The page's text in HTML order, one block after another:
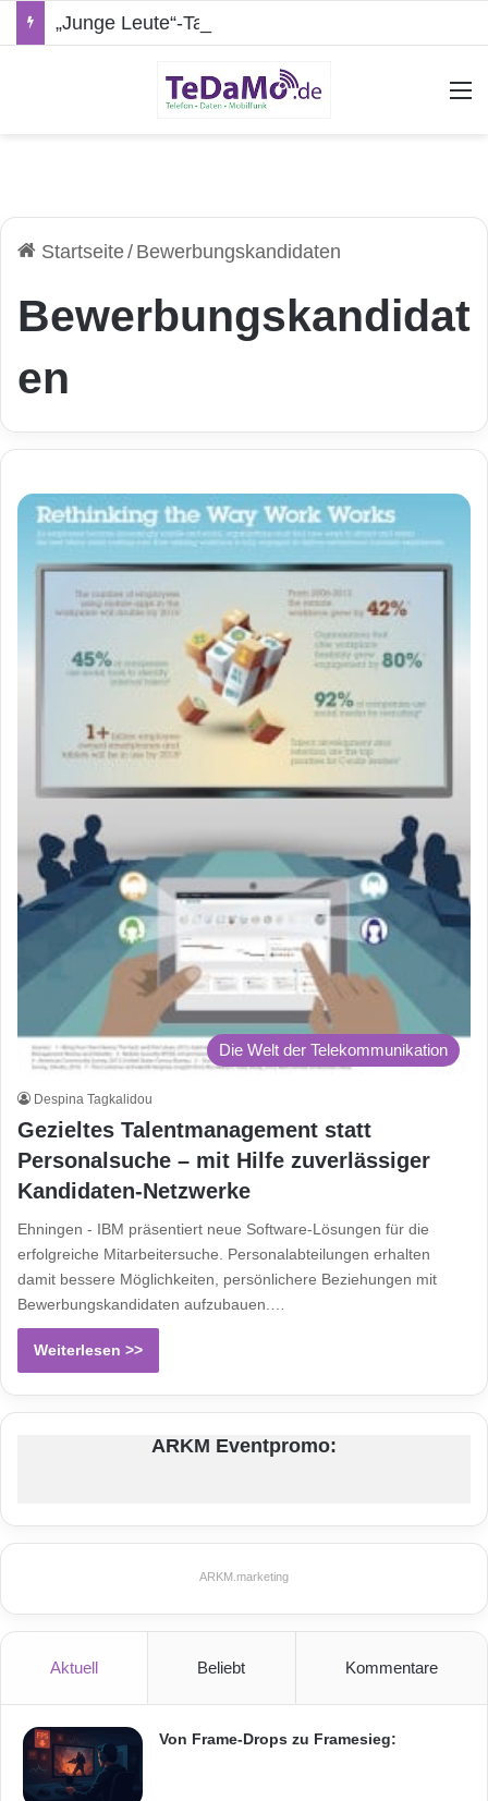
Startseite/ Bewerbungskandidaten
Bewerbungskandidat
en
Die Welt der Telekommunikation
Despina Tagkalidou
Gezieltes Talentmanagement statt
Personalsuche – mit Hilfe zuverlässiger
Kandidaten-Netzwerke
Ehningen - IBM präsentiert neue Software-Lösungen für die
erfolgreiche Mitarbeitersuche. Personalabteilungen erhalten
damit bessere Möglichkeiten, persönlichere Beziehungen mit
Bewerbungskandidaten aufzubauen.…
Weiterlesen >>
ARKM Eventpromo:
ARKM.marketing
Aktuell Beliebt Kommentare
Von Frame-Drops zu Framesieg: